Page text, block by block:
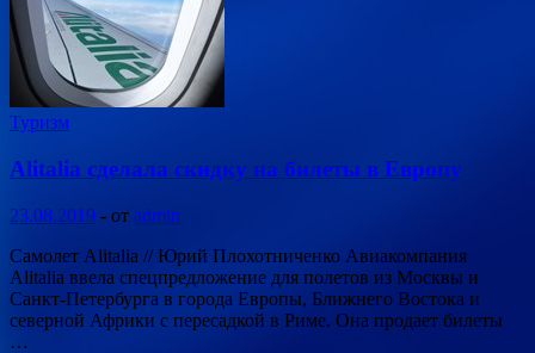
Туризм
Alitalia сделала скидку на билеты в Европу
23.08.2019 - от admin
Самолет Alitalia // Юрий Плохотниченко Авиакомпания
Alitalia ввела спецпредложение для полетов из Москвы и
Санкт-Петербурга в города Европы, Ближнего Востока и
северной Африки с пересадкой в Риме. Она продает билеты
…